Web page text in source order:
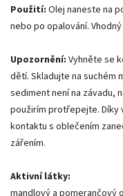
Použití: Olej naneste na
nebo po opalování.
Upozornění: Vyhněte se
dětí. Skladujte na suchém
sediment není na závadu,
použirím protřepejte. Díky
kontaktu s oblečením
zářením.
Aktivní látky:
mandlový a pomerančový